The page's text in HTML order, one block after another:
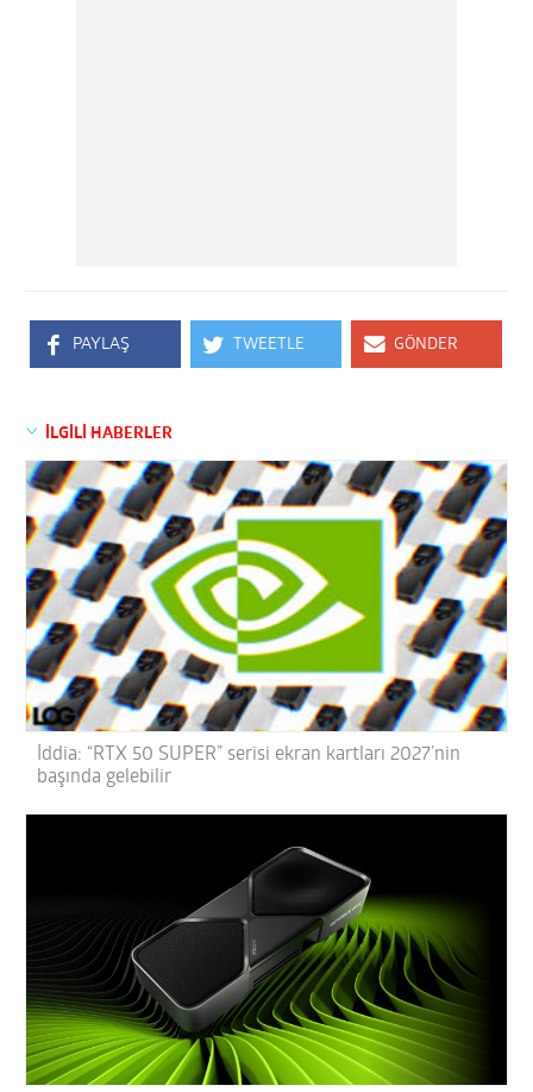
PAYLAŞ TWEETLE GÖNDER
İLGİLİ HABERLER
İddia: “RTX 50 SUPER” serisi ekran kartları 2027’nin
başında gelebilir